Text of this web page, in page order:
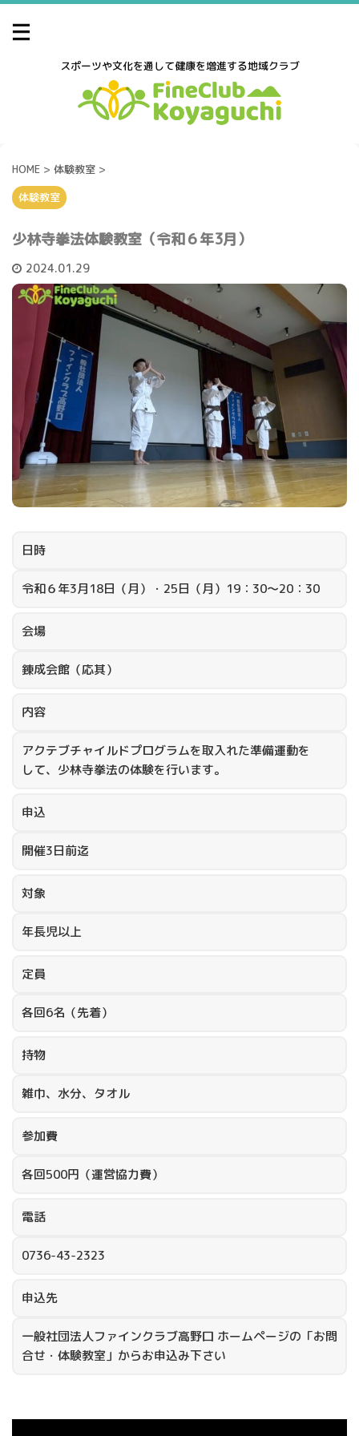
スポーツや文化を通して健康を増進する地域クラブ
HOME > 体験教室 >
体験教室
少林寺拳法体験教室（令和６年3月）
2024.01.29
日時
令和６年3月18日（月）・25日（月）19：30～20：30
会場
錬成会館（応其）
内容
アクテブチャイルドプログラムを取入れた準備運動を
して、少林寺拳法の体験を行います。
申込
開催3日前迄
対象
年長児以上
定員
各回6名（先着）
持物
雑巾、水分、タオル
参加費
各回500円（運営協力費）
電話
0736-43-2323
申込先
一般社団法人ファインクラブ高野口 ホームページの「お問
合せ・体験教室」からお申込み下さい